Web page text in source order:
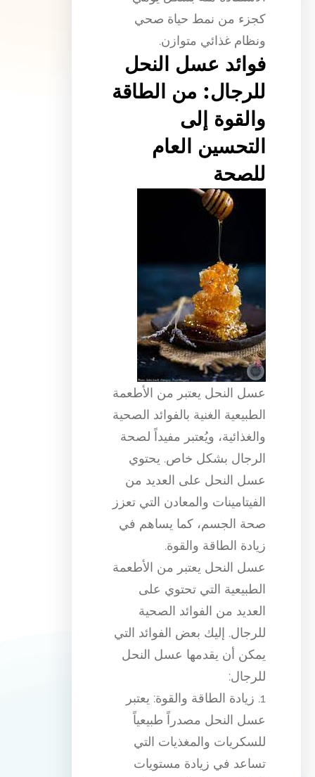
كجزء من نمط حياة صحي
ونظام غذائي متوازن.
فوائد عسل النحل
للرجال: من الطاقة
والقوة إلى
التحسين العام
للصحة
عسل النحل يعتبر من الأطعمة
الطبيعية الغنية بالفوائد الصحية
والغذائية، ويُعتبر مفيداً لصحة
الرجال بشكل خاص. يحتوي
عسل النحل على العديد من
الفيتامينات والمعادن التي تعزز
صحة الجسم، كما يساهم في
زيادة الطاقة والقوة.
عسل النحل يعتبر من الأطعمة
الطبيعية التي تحتوي على
العديد من الفوائد الصحية
للرجال. إليك بعض الفوائد التي
يمكن أن يقدمها عسل النحل
للرجال:
1. زيادة الطاقة والقوة: يعتبر
عسل النحل مصدراً طبيعياً
للسكريات والمغذيات التي
تساعد في زيادة مستويات